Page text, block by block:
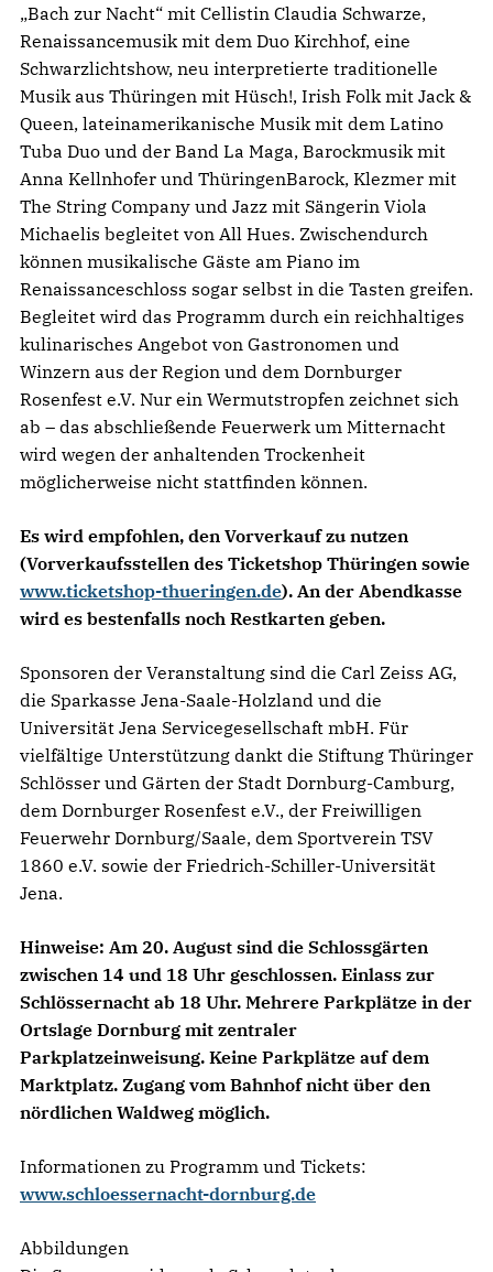
„Bach zur Nacht“ mit Cellistin Claudia Schwarze,
Renaissancemusik mit dem Duo Kirchhof, eine
Schwarzlichtshow, neu interpretierte traditionelle
Musik aus Thüringen mit Hüsch!, Irish Folk mit Jack &
Queen, lateinamerikanische Musik mit dem Latino
Tuba Duo und der Band La Maga, Barockmusik mit
Anna Kellnhofer und ThüringenBarock, Klezmer mit
The String Company und Jazz mit Sängerin Viola
Michaelis begleitet von All Hues. Zwischendurch
können musikalische Gäste am Piano im
Renaissanceschloss sogar selbst in die Tasten greifen.
Begleitet wird das Programm durch ein reichhaltiges
kulinarisches Angebot von Gastronomen und
Winzern aus der Region und dem Dornburger
Rosenfest e.V. Nur ein Wermutstropfen zeichnet sich
ab – das abschließende Feuerwerk um Mitternacht
wird wegen der anhaltenden Trockenheit
möglicherweise nicht stattfinden können.
Es wird empfohlen, den Vorverkauf zu nutzen
(Vorverkaufsstellen des Ticketshop Thüringen sowie
www.ticketshop-thueringen.de). An der Abendkasse
wird es bestenfalls noch Restkarten geben.
Sponsoren der Veranstaltung sind die Carl Zeiss AG,
die Sparkasse Jena-Saale-Holzland und die
Universität Jena Servicegesellschaft mbH. Für
vielfältige Unterstützung dankt die Stiftung Thüringer
Schlösser und Gärten der Stadt Dornburg-Camburg,
dem Dornburger Rosenfest e.V., der Freiwilligen
Feuerwehr Dornburg/Saale, dem Sportverein TSV
1860 e.V. sowie der Friedrich-Schiller-Universität
Jena.
Hinweise: Am 20. August sind die Schlossgärten
zwischen 14 und 18 Uhr geschlossen. Einlass zur
Schlössernacht ab 18 Uhr. Mehrere Parkplätze in der
Ortslage Dornburg mit zentraler
Parkplatzeinweisung. Keine Parkplätze auf dem
Marktplatz. Zugang vom Bahnhof nicht über den
nördlichen Waldweg möglich.
Informationen zu Programm und Tickets:
www.schloessernacht-dornburg.de
Abbildungen